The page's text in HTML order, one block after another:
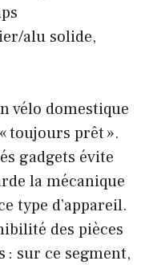
alu solide,
vélo domestique
toujours prêt ».
gadgets évite
la mécanique
type d’appareil.
des pièces
sur ce segment,